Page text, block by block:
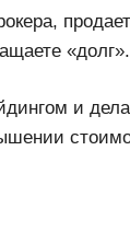
«долг».
и